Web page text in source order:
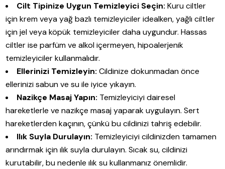
Cilt Tipinize Uygun Temizleyici Seçin: Kuru ciltler
için krem veya yağ bazlı temizleyiciler idealken, yağlı ciltler
için jel veya köpük temizleyiciler daha uygundur. Hassas
ciltler ise parfüm ve alkol içermeyen, hipoalerjenik
temizleyiciler kullanmalıdır.
Ellerinizi Temizleyin: Cildinize dokunmadan önce
ellerinizi sabun ve su ile iyice yıkayın.
Nazikçe Masaj Yapın: Temizleyiciyi dairesel
hareketlerle ve nazikçe masaj yaparak uygulayın. Sert
hareketlerden kaçının, çünkü bu cildinizi tahriş edebilir.
Ilık Suyla Durulayın: Temizleyiciyi cildinizden tamamen
arındırmak için ılık suyla durulayın. Sıcak su, cildinizi
kurutabilir, bu nedenle ılık su kullanmanız önemlidir.